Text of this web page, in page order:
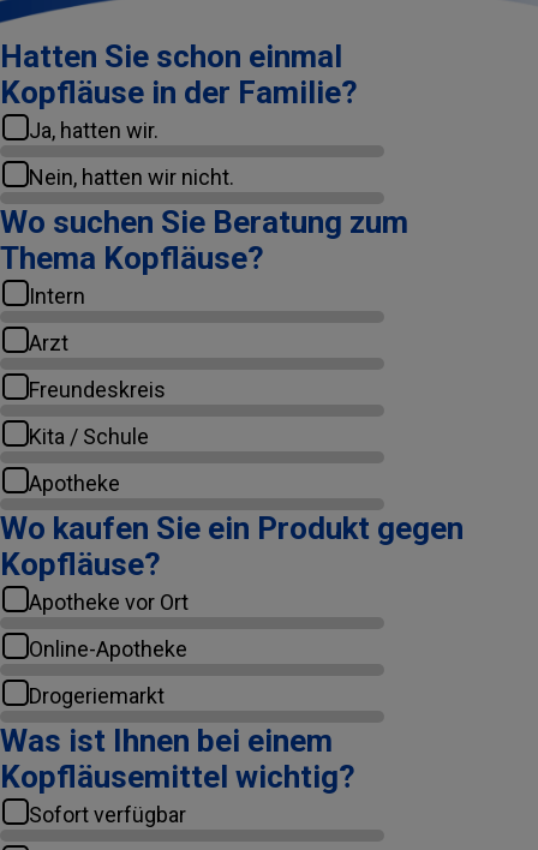
Hatten Sie schon einmal
Kopfläuse in der Familie?
Ja, hatten wir.
Nein, hatten wir nicht.
Wo suchen Sie Beratung zum
Thema Kopfläuse?
Intern
Arzt
Freundeskreis
Kita / Schule
Apotheke
Wo kaufen Sie ein Produkt gegen
Kopfläuse?
Apotheke vor Ort
Online-Apotheke
Drogeriemarkt
Was ist Ihnen bei einem
Kopfläusemittel wichtig?
Sofort verfügbar